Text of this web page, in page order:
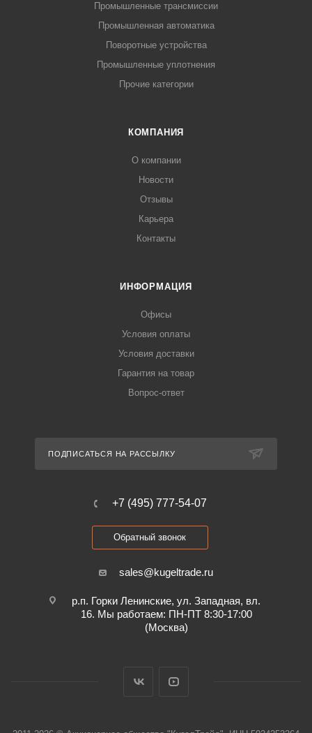
Промышленные трансмиссии
Промышленная автоматика
Поворотные устройства
Промышленные уплотнения
Прочие категории
КОМПАНИЯ
О компании
Новости
Отзывы
Карьера
Контакты
ИНФОРМАЦИЯ
Офисы
Условия оплаты
Условия доставки
Гарантия на товар
Вопрос-ответ
ПОДПИСАТЬСЯ НА РАССЫЛКУ
+7 (495) 777-54-07
Обратный звонок
sales@kugeltrade.ru
р.п. Горки Ленинские, ул. Западная, вл.
16. Мы работаем: ПН-ПТ 8:30-17:00
(Москва)